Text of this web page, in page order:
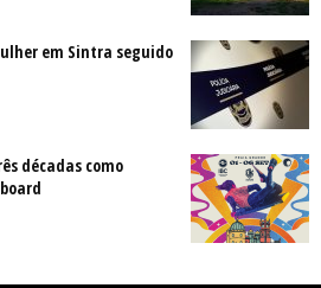
em Sintra seguido
décadas como